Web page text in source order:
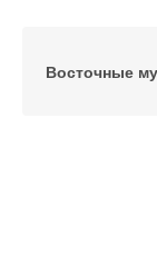
Восточные